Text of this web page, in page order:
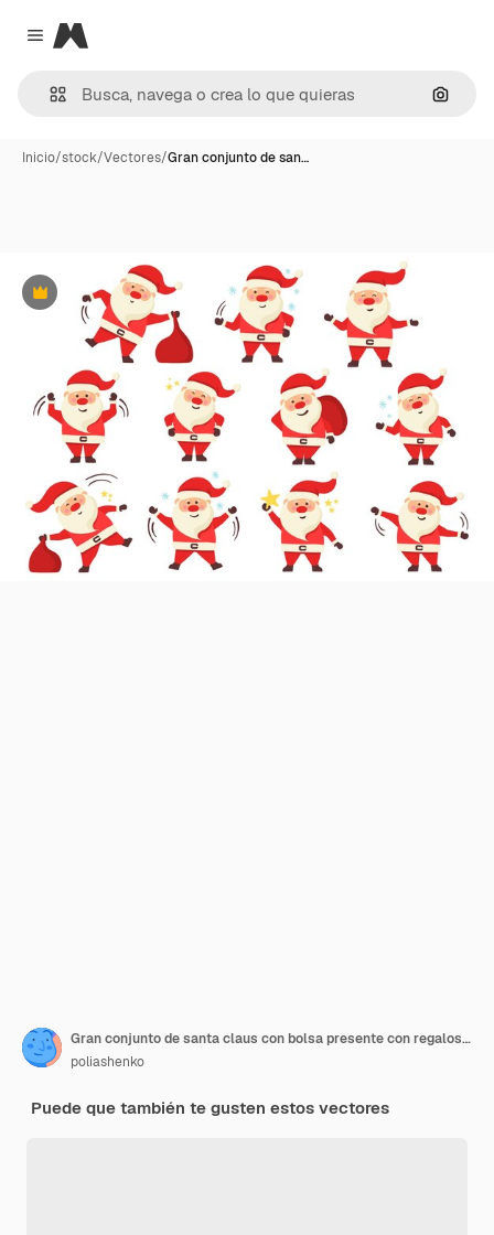
Close menu
Magnific
Inicio/stock/Vectores/Gran conjunto de san…
Premium
Gran conjunto de santa claus con bolsa presente con regalos de navidad y año nuevo personaje
poliashenko
Puede que también te gusten estos vectores